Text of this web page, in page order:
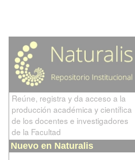
Reúne, registra y da acceso a la
producción académica y científica
de los docentes e investigadores
de la Facultad
Nuevo en Naturalis